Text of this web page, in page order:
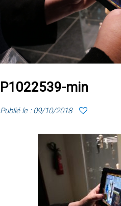
P1022539-min
Publié le : 09/10/2018